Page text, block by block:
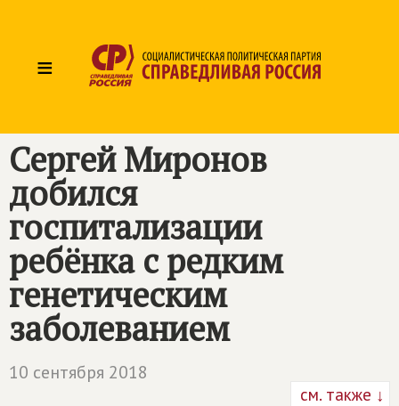
≡
Сергей Миронов
добился
госпитализации
ребёнка с редким
генетическим
заболеванием
10 сентября 2018
см. также ↓